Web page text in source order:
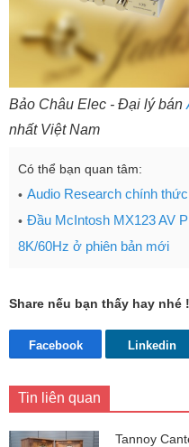
Bảo Châu Elec - Đại lý bán
nhất Việt Nam
Có thể bạn quan tâm:
Audio Research chính
Đầu McIntosh MX123 AV
8K/60Hz ở phiên bản mới
Share nếu bạn thấy hay nhé !
Facebook Linkedin
Tin liên quan
Tannoy